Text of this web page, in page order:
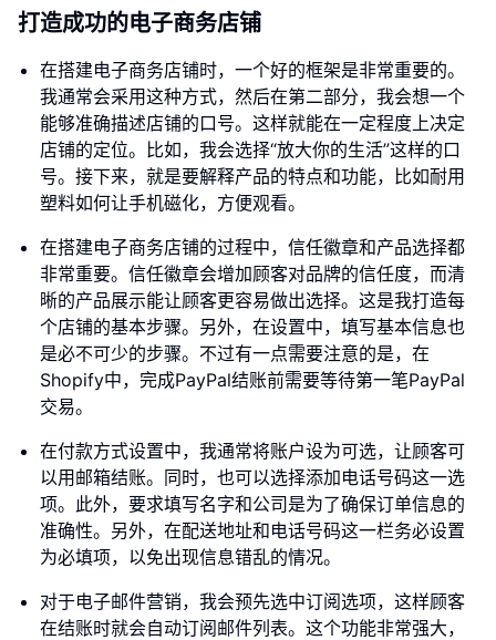
打造成功的电子商务店铺
在搭建电子商务店铺时，一个好的框架是非常重要的。
我通常会采用这种方式，然后在第二部分，我会想一个
能够准确描述店铺的口号。这样就能在一定程度上决定
店铺的定位。比如，我会选择“放大你的生活”这样的口
号。接下来，就是要解释产品的特点和功能，比如耐用
塑料如何让手机磁化，方便观看。
在搭建电子商务店铺的过程中，信任徽章和产品选择都
非常重要。信任徽章会增加顾客对品牌的信任度，而清
晰的产品展示能让顾客更容易做出选择。这是我打造每
个店铺的基本步骤。另外，在设置中，填写基本信息也
是必不可少的步骤。不过有一点需要注意的是，在
Shopify中，完成PayPal结账前需要等待第一笔PayPal
交易。
在付款方式设置中，我通常将账户设为可选，让顾客可
以用邮箱结账。同时，也可以选择添加电话号码这一选
项。此外，要求填写名字和公司是为了确保订单信息的
准确性。另外，在配送地址和电话号码这一栏务必设置
为必填项，以免出现信息错乱的情况。
对于电子邮件营销，我会预先选中订阅选项，这样顾客
在结账时就会自动订阅邮件列表。这个功能非常强大，